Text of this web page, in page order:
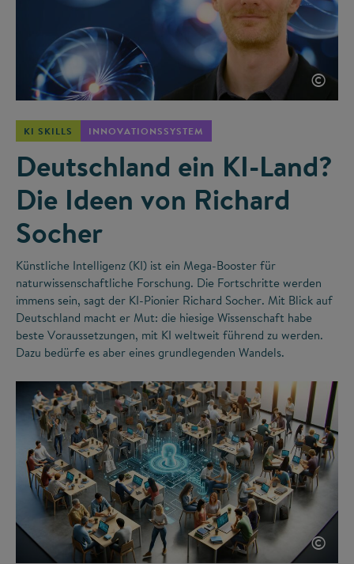
©
KI SKILLS INNOVATIONSSYSTEM
Deutschland ein KI-Land?
Die Ideen von Richard
Socher
Künstliche Intelligenz (KI) ist ein Mega-Booster für
naturwissenschaftliche Forschung. Die Fortschritte werden
immens sein, sagt der KI-Pionier Richard Socher. Mit Blick auf
Deutschland macht er Mut: die hiesige Wissenschaft habe
beste Voraussetzungen, mit KI weltweit führend zu werden.
Dazu bedürfe es aber eines grundlegenden Wandels.
©